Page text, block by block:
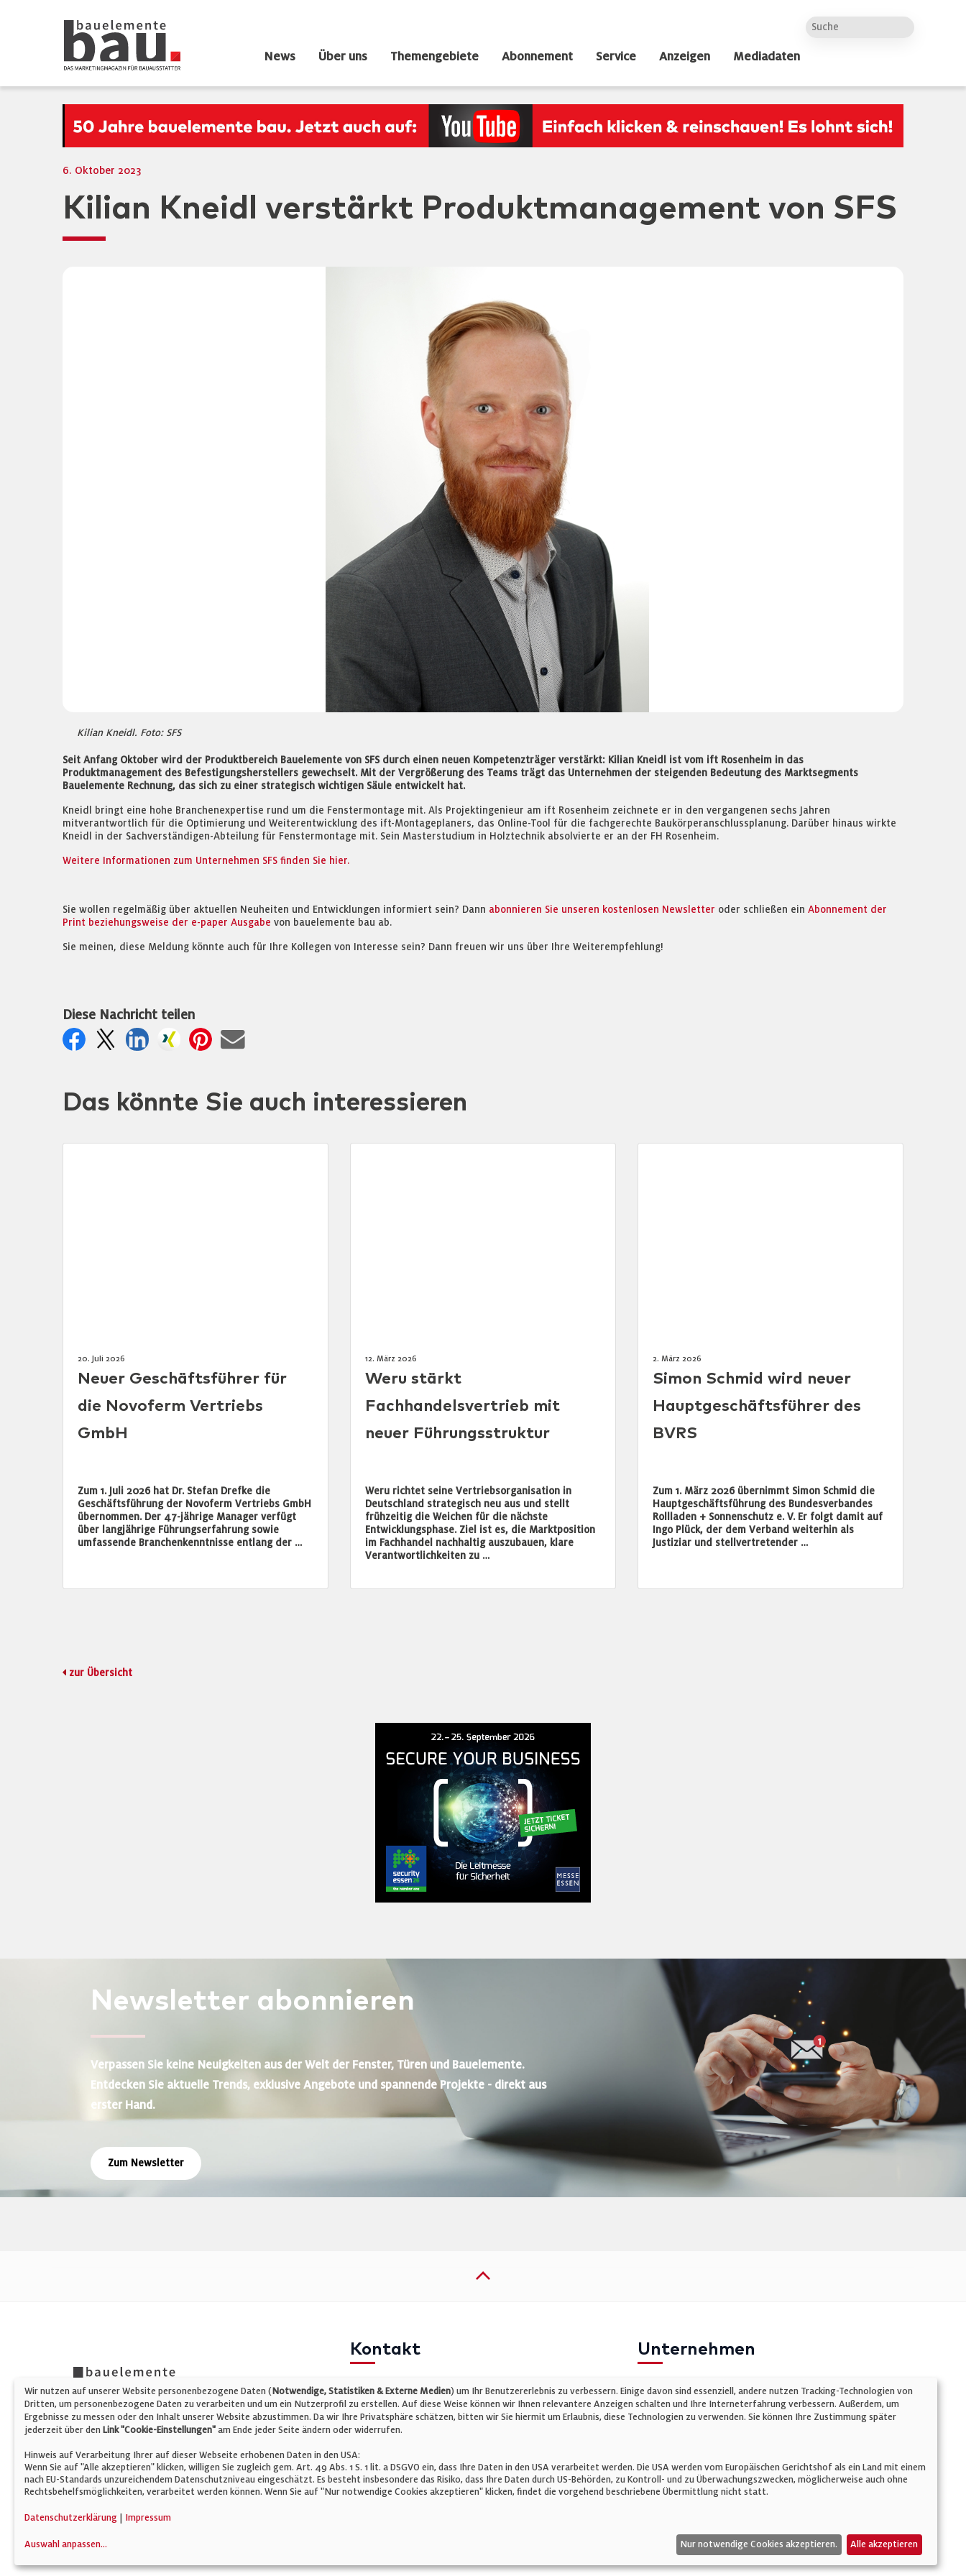
News Über uns Themengebiete Abonnement Service Anzeigen Mediadaten
6. Oktober 2023
Kilian Kneidl verstärkt Produktmanagement von SFS
Kilian Kneidl. Foto: SFS
Seit Anfang Oktober wird der Produktbereich Bauelemente von SFS durch einen neuen Kompetenzträger verstärkt: Kilian Kneidl ist vom ift Rosenheim in das
Produktmanagement des Befestigungsherstellers gewechselt. Mit der Vergrößerung des Teams trägt das Unternehmen der steigenden Bedeutung des Marktsegments
Bauelemente Rechnung, das sich zu einer strategisch wichtigen Säule entwickelt hat.
Kneidl bringt eine hohe Branchenexpertise rund um die Fenstermontage mit. Als Projektingenieur am ift Rosenheim zeichnete er in den vergangenen sechs Jahren
mitverantwortlich für die Optimierung und Weiterentwicklung des ift-Montageplaners, das Online-Tool für die fachgerechte Baukörperanschlussplanung. Darüber hinaus wirkte
Kneidl in der Sachverständigen-Abteilung für Fenstermontage mit. Sein Masterstudium in Holztechnik absolvierte er an der FH Rosenheim.
Weitere Informationen zum Unternehmen SFS finden Sie hier.
Sie wollen regelmäßig über aktuellen Neuheiten und Entwicklungen informiert sein? Dann abonnieren Sie unseren kostenlosen Newsletter oder schließen ein Abonnement der
Print beziehungsweise der e-paper Ausgabe von bauelemente bau ab.
Sie meinen, diese Meldung könnte auch für Ihre Kollegen von Interesse sein? Dann freuen wir uns über Ihre Weiterempfehlung!
Diese Nachricht teilen
Das könnte Sie auch interessieren
20. Juli 2026
Neuer Geschäftsführer für
die Novoferm Vertriebs
GmbH
Zum 1. Juli 2026 hat Dr. Stefan Drefke die
Geschäftsführung der Novoferm Vertriebs GmbH
übernommen. Der 47-jährige Manager verfügt
über langjährige Führungserfahrung sowie
umfassende Branchenkenntnisse entlang der …
12. März 2026
Weru stärkt
Fachhandelsvertrieb mit
neuer Führungsstruktur
Weru richtet seine Vertriebsorganisation in
Deutschland strategisch neu aus und stellt
frühzeitig die Weichen für die nächste
Entwicklungsphase. Ziel ist es, die Marktposition
im Fachhandel nachhaltig auszubauen, klare
Verantwortlichkeiten zu …
2. März 2026
Simon Schmid wird neuer
Hauptgeschäftsführer des
BVRS
Zum 1. März 2026 übernimmt Simon Schmid die
Hauptgeschäftsführung des Bundesverbandes
Rollladen + Sonnenschutz e. V. Er folgt damit auf
Ingo Plück, der dem Verband weiterhin als
Justiziar und stellvertretender …
zur Übersicht
Newsletter abonnieren
Verpassen Sie keine Neuigkeiten aus der Welt der Fenster, Türen und Bauelemente.
Entdecken Sie aktuelle Trends, exklusive Angebote und spannende Projekte - direkt aus
erster Hand.
Zum Newsletter
Kontakt
E-Mail:info@bauelemente-bau.eu
Unternehmen
Datenschutz
Cookie-Einstellungen
© Verlag für Fachpublizistik GmbH
Wir nutzen auf unserer Website personenbezogene Daten (Notwendige, Statistiken & Externe Medien) um Ihr Benutzererlebnis zu verbessern. Einige davon sind essenziell, andere nutzen Tracking-Technologien von
Dritten, um personenbezogene Daten zu verarbeiten und um ein Nutzerprofil zu erstellen. Auf diese Weise können wir Ihnen relevantere Anzeigen schalten und Ihre Interneterfahrung verbessern. Außerdem, um
Ergebnisse zu messen oder den Inhalt unserer Website abzustimmen. Da wir Ihre Privatsphäre schätzen, bitten wir Sie hiermit um Erlaubnis, diese Technologien zu verwenden. Sie können Ihre Zustimmung später
jederzeit über den Link "Cookie-Einstellungen" am Ende jeder Seite ändern oder widerrufen.
Hinweis auf Verarbeitung Ihrer auf dieser Webseite erhobenen Daten in den USA:
Wenn Sie auf "Alle akzeptieren" klicken, willigen Sie zugleich gem. Art. 49 Abs. 1 S. 1 lit. a DSGVO ein, dass Ihre Daten in den USA verarbeitet werden. Die USA werden vom Europäischen Gerichtshof als ein Land mit einem
nach EU-Standards unzureichendem Datenschutzniveau eingeschätzt. Es besteht insbesondere das Risiko, dass Ihre Daten durch US-Behörden, zu Kontroll- und zu Überwachungszwecken, möglicherweise auch ohne
Rechtsbehelfsmöglichkeiten, verarbeitet werden können. Wenn Sie auf "Nur notwendige Cookies akzeptieren" klicken, findet die vorgehend beschriebene Übermittlung nicht statt.
Datenschutzerklärung Impressum
Auswahl anpassen... Nur notwendige Cookies akzeptieren. Alle akzeptieren